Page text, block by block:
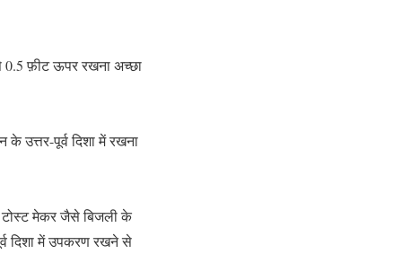
0.5 फ़ीट ऊपर रखना अच्छा
उत्तर-पूर्व दिशा में रखना
मेकर जैसे बिजली के
दिशा में उपकरण रखने से